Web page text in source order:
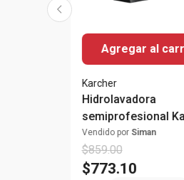
Agregar al
Karcher
Hidrolavadora
semiprofesional
HD585 PROF
Vendido por Siman
$859.00
$773.10